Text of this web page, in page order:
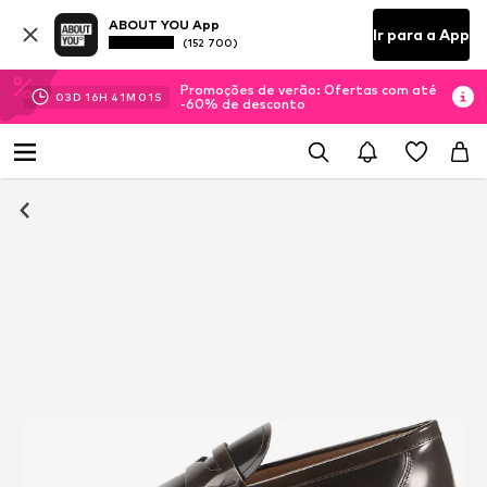
ABOUT YOU App
(152 700) Ir para a App
03D 16H 41M 01 S
Promoções de verão: Ofertas com até
-60% de desconto